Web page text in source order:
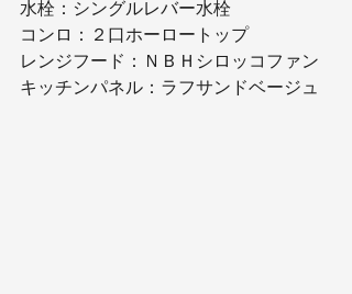
水栓：シングルレバー水栓
コンロ：２口ホーロートップ
レンジフード：ＮＢＨシロッコファン
キッチンパネル：ラフサンドベージュ